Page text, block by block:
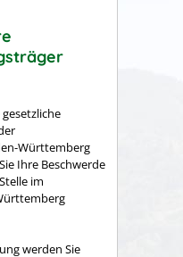
Württemberg
Ihre Beschwerde
im
werden Sie